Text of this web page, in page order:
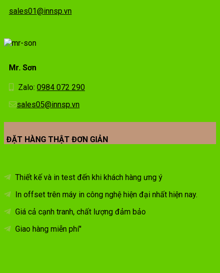
sales01@innsp.vn
Mr. Sơn
Zalo: 0984 072 290
sales05@innsp.vn
ĐẶT HÀNG THẬT ĐƠN GIẢN
Thiết kế và in test đến khi khách hàng ưng ý
In offset trên máy in công nghệ hiện đại nhất hiện nay.
Giá cả cạnh tranh, chất lượng đảm bảo
Giao hàng miễn phí"